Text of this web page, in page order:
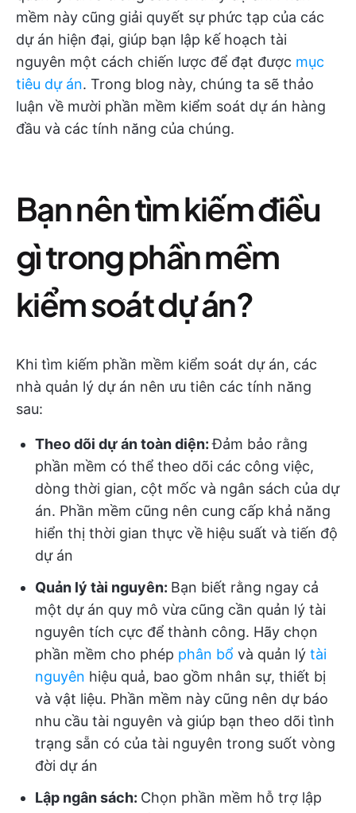
mềm này cũng giải quyết sự phức tạp của các
dự án hiện đại, giúp bạn lập kế hoạch tài
nguyên một cách chiến lược để đạt được mục
tiêu dự án. Trong blog này, chúng ta sẽ thảo
luận về mười phần mềm kiểm soát dự án hàng
đầu và các tính năng của chúng.
Bạn nên tìm kiếm điều
gì trong phần mềm
kiểm soát dự án?
Khi tìm kiếm phần mềm kiểm soát dự án, các
nhà quản lý dự án nên ưu tiên các tính năng
sau:
Theo dõi dự án toàn diện:Đảm bảo rằng
phần mềm có thể theo dõi các công việc,
dòng thời gian, cột mốc và ngân sách của dự
án. Phần mềm cũng nên cung cấp khả năng
hiển thị thời gian thực về hiệu suất và tiến độ
dự án
Quản lý tài nguyên: Bạn biết rằng ngay cả
một dự án quy mô vừa cũng cần quản lý tài
nguyên tích cực để thành công. Hãy chọn
phần mềm cho phép phân bổ và quản lý tài
nguyên hiệu quả, bao gồm nhân sự, thiết bị
và vật liệu. Phần mềm này cũng nên dự báo
nhu cầu tài nguyên và giúp bạn theo dõi tình
trạng sẵn có của tài nguyên trong suốt vòng
đời dự án
Lập ngân sách: Chọn phần mềm hỗ trợ lập